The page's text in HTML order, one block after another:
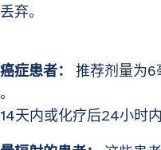
弃。
症患者：
推荐剂量为6
天内或化疗后24小时